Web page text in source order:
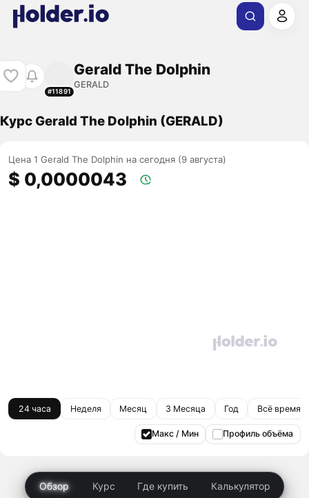
#11891
Gerald The Dolphin
GERALD
Курс Gerald The Dolphin (GERALD)
Цена 1 Gerald The Dolphin на сегодня (9 августа)
$ 0,0000043
24 часа Неделя Месяц 3 Месяца Год Всё время
Макс / Мин Профиль объёма
Обзор Курс Где купить Калькулятор